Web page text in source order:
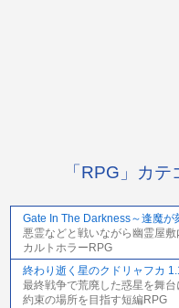
「RPG」カ
Gate In The Darkness～逢魔が
悪霊などと戦いながら幽霊屋
カルトホラーRPG
終わり逝く星のクドリャフカ
最終戦争で荒廃した惑星を舞
約束の場所を目指す短編RPG